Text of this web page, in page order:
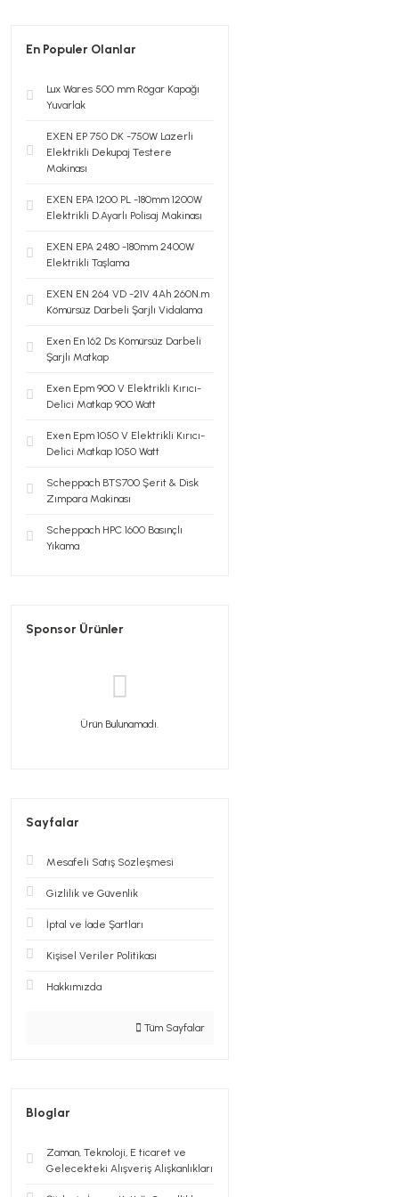
En Populer Olanlar
Lux Wares 500 mm Rögar Kapağı
Yuvarlak
EXEN EP 750 DK -750W Lazerli
Elektrikli Dekupaj Testere
Makinası
EXEN EPA 1200 PL -180mm 1200W
Elektrikli D.Ayarlı Polisaj Makinası
EXEN EPA 2480 -180mm 2400W
Elektrikli Taşlama
EXEN EN 264 VD -21V 4Ah 260N.m
Kömürsüz Darbeli Şarjlı Vidalama
Exen En 162 Ds Kömürsüz Darbeli
Şarjlı Matkap
Exen Epm 900 V Elektrikli Kırıcı-
Delici Matkap 900 Watt
Exen Epm 1050 V Elektrikli Kırıcı-
Delici Matkap 1050 Watt
Scheppach BTS700 Şerit & Disk
Zımpara Makinası
Scheppach HPC 1600 Basınçlı
Yıkama
Sponsor Ürünler
Ürün Bulunamadı.
Sayfalar
Mesafeli Satış Sözleşmesi
Gizlilik ve Güvenlik
İptal ve İade Şartları
Kişisel Veriler Politikası
Hakkımızda
Tüm Sayfalar
Bloglar
Zaman, Teknoloji, E ticaret ve
Gelecekteki Alışveriş Alışkanlıkları